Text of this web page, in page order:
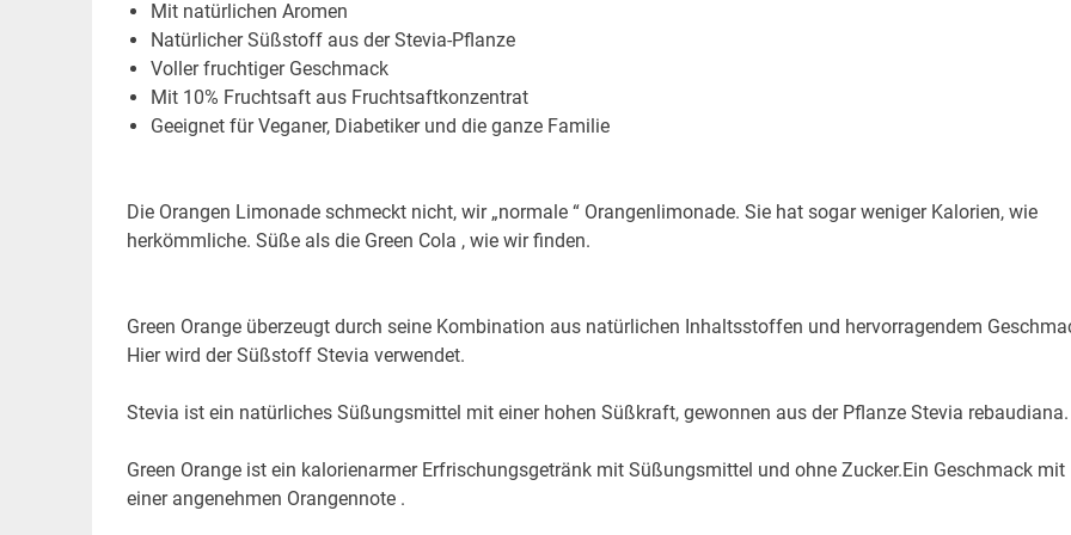
Mit natürlichen Aromen
Natürlicher Süßstoff aus der Stevia-Pflanze
Voller fruchtiger Geschmack
Mit 10% Fruchtsaft aus Fruchtsaftkonzentrat
Geeignet für Veganer, Diabetiker und die ganze Familie
Die Orangen Limonade schmeckt nicht, wir „normale “ Orangenlimonade. Sie hat sogar weniger Kalorien, wie
herkömmliche. Süße als die Green Cola , wie wir finden.
Green Orange überzeugt durch seine Kombination aus natürlichen Inhaltsstoffen und hervorragendem
Hier wird der Süßstoff Stevia verwendet.
Stevia ist ein natürliches Süßungsmittel mit einer hohen Süßkraft, gewonnen aus der Pflanze Stevia rebaudiana.
Green Orange ist ein kalorienarmer Erfrischungsgetränk mit Süßungsmittel und ohne Zucker.Ein Geschmack mit
einer angenehmen Orangennote .